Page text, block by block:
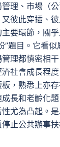
理、市場（
彼此穿插、
要環節，關
”題目。它看似
理都慎密相
社會成長程
，熟悉上亦
長和老齡化
尤為凸起。
止公共辦事